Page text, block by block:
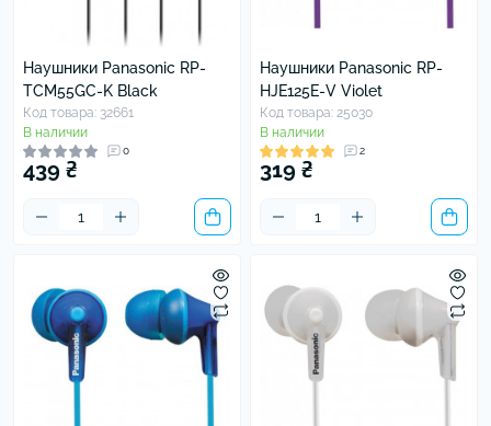
Наушники Panasonic RP-
TCM55GC-K Black
Код товара: 32661
В наличии
0
439 ₴
Наушники Panasonic RP-
HJE125E-V Violet
Код товара: 25030
В наличии
2
319 ₴